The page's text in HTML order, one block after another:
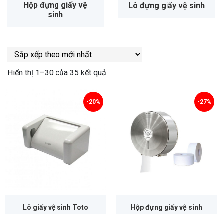
Hộp đựng giấy vệ
sinh
Lô đựng giấy vệ sinh
Hiển thị 1–30 của 35 kết quả
Lô giấy vệ sinh Toto
-20%
Hộp đựng giấy vệ sinh
-27%